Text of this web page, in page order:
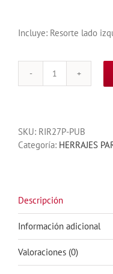
Incluye: Resorte lado
RESORTE
ROJO
CALIBRE
ROJO
cantidad
SKU: RIR27P-PUB
Categoría: HERRAJES
Descripción
Información adicional
Valoraciones (0)